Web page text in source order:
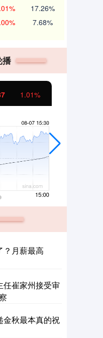
17.26%
7.68%
播
1.01%
？月薪最高
任崔家州接受审
金秋最本真的祝